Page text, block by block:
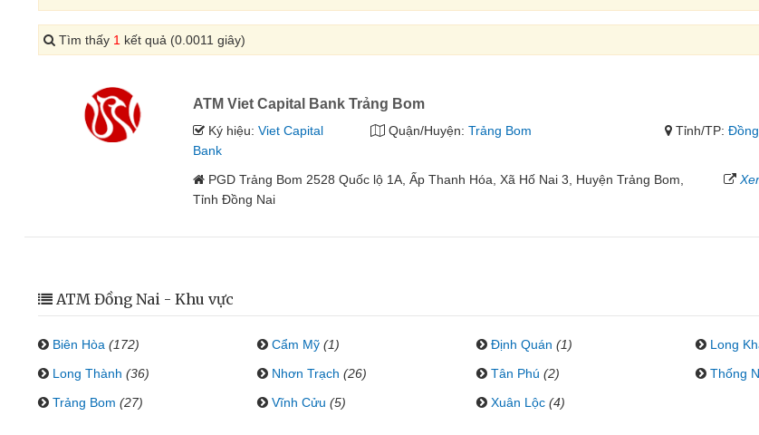
Tìm thấy 1 kết quả (0.0011 giây)
ATM Viet Capital Bank Trảng Bom
Ký hiệu:Viet Capital
Bank
Quận/Huyện: Trảng Bom Tỉnh/TP:
PGD Trảng Bom 2528 Quốc lộ 1A, Ấp Thanh Hóa, Xã Hố Nai 3, Huyện Trảng Bom,
Tỉnh Đồng Nai
ATM Đồng Nai - Khu vực
Biên Hòa (172) Cẩm Mỹ (1) Định Quán (1) Long
Long Thành (36) Nhơn Trạch (26) Tân Phú (2) Thống
Trảng Bom (27) Vĩnh Cửu (5) Xuân Lộc (4)